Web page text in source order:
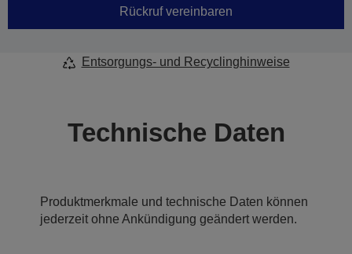
Rückruf vereinbaren
Entsorgungs- und Recyclinghinweise
Technische Daten
Produktmerkmale und technische Daten können
jederzeit ohne Ankündigung geändert werden.